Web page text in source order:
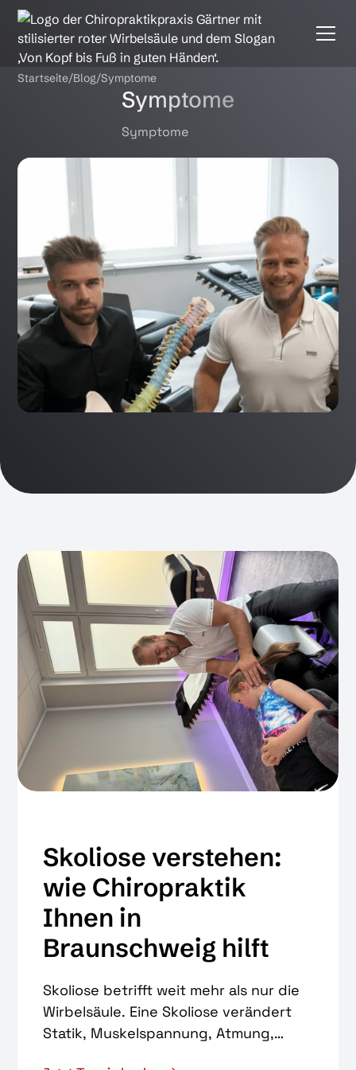
Startseite/Blog/Symptome
Symptome
Symptome
Skoliose verstehen:
wie Chiropraktik
Ihnen in
Braunschweig hilft
Skoliose betrifft weit mehr als nur die
Wirbelsäule. Eine Skoliose verändert
Statik, Muskelspannung, Atmung,